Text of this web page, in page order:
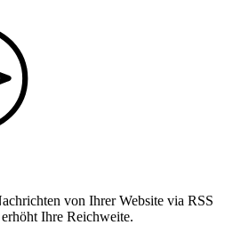
von Ihrer Website via RSS
Ihre Reichweite.